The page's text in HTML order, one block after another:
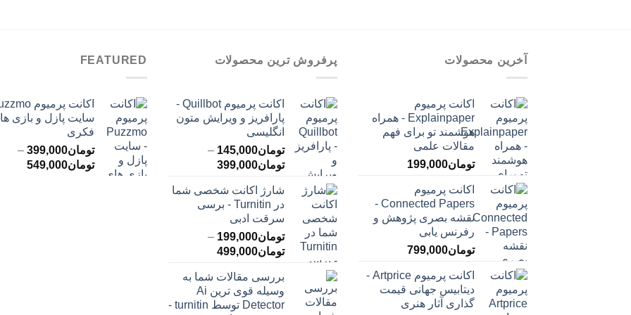
آخرین محصولات
اکانت پرمیوم
Explainpaper - همراه
هوشمند تو برای فهم
مقالات علمی
تومان199,000
اکانت پرمیوم
Connected Papers -
نقشه بصری پژوهش و
رفرنس یابی
تومان799,000
اکانت پرمیوم Artprice -
دیتابیس جهانی قیمت
‌گذاری آثار هنری
پرفروش ترین محصولات
اکانت پرمیوم Quillbot -
پارافریز و ویرایش متون
انگلیسی
تومان145,000
–
تومان399,000محدوده
تومان145,000
تا
شارژ اکانت شخصی شما
در Turnitin - برسی
سرقت ادبی
تومان199,000
–
تومان499,000محدوده
تومان199,000
تا
تومان499,000
بررسی مقالات شما به
وسیله قوی ترین Ai
Detector توسط turnitin -
FEATURED
سایت پازل و بازی
فکری
تومان399,000
–
تومان549,000